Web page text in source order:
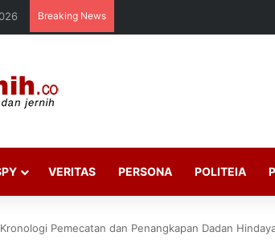
Breaking News
VERITAS PERSONA POLITEIA
Kronologi Pemecatan dan Penangkapan Dadan